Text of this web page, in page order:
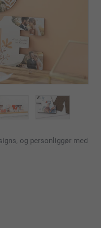
og personliggør med